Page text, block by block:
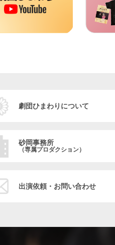
劇団ひまわりについて
砂岡事務所
（専属プロダクション）
出演依頼・お問い合わせ